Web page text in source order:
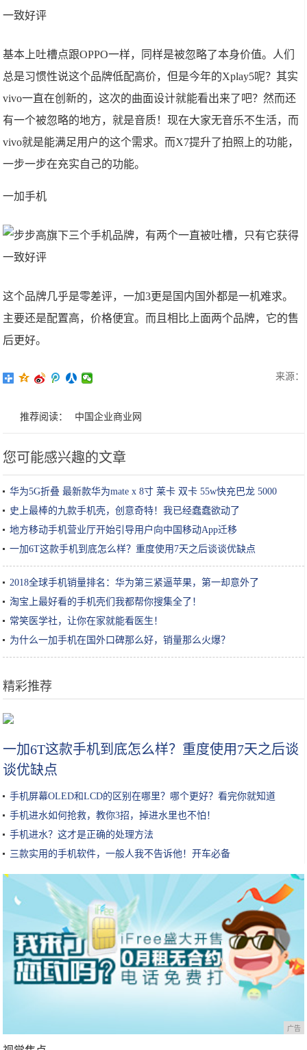
基本上吐槽点跟OPPO一样，同样是被忽略了本身价值。人们
总是习惯性说这个品牌低配高价，但是今年的Xplay5呢？其实
vivo一直在创新的，这次的曲面设计就能看出来了吧？然而还
有一个被忽略的地方，就是音质！现在大家无音乐不生活，而
vivo就是能满足用户的这个需求。而X7提升了拍照上的功能，
一步一步在充实自己的功能。
一加手机
这个品牌几乎是零差评，一加3更是国内国外都是一机难求。
主要还是配置高，价格便宜。而且相比上面两个品牌，它的售
后更好。
来源：
推荐阅读： 中国企业商业网
您可能感兴趣的文章
华为5G折叠 最新款华为mate x 8寸 莱卡 双卡 55w快充巴龙 5000
史上最棒的九款手机壳，创意奇特！我已经蠢蠢欲动了
地方移动手机营业厅开始引导用户向中国移动App迁移
一加6T这款手机到底怎么样？重度使用7天之后谈谈优缺点
2018全球手机销量排名：华为第三紧逼苹果，第一却意外了
淘宝上最好看的手机壳们我都帮你搜集全了！
常笑医学社，让你在家就能看医生！
为什么一加手机在国外口碑那么好，销量那么火爆？
精彩推荐
一加6T这款手机到底怎么样？重度使用7天之后谈
谈优缺点
手机屏幕OLED和LCD的区别在哪里？哪个更好？看完你就知道
手机进水如何抢救，教你3招，掉进水里也不怕！
手机进水？这才是正确的处理方法
三款实用的手机软件，一般人我不告诉他！开车必备
广告